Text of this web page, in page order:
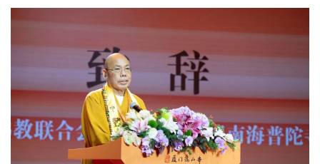
心
菩
专
题